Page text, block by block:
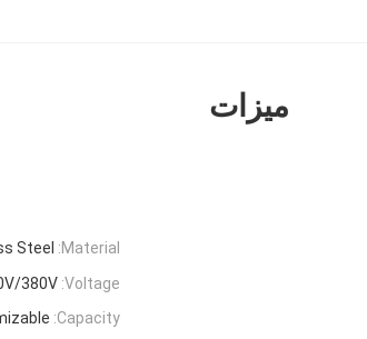
ميزات
Material:
Steel
Voltage:
380V
Capacity: